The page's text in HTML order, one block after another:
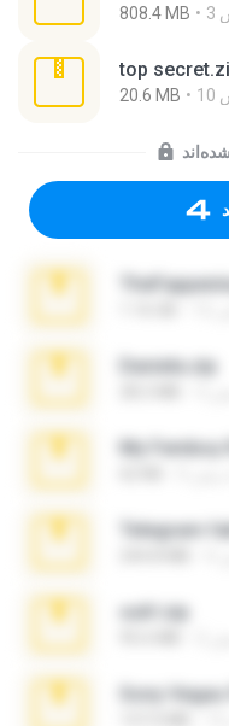
808.4 MB
top
20.6 MB
Daniela.zip
My
Telegram
ouh!.zip